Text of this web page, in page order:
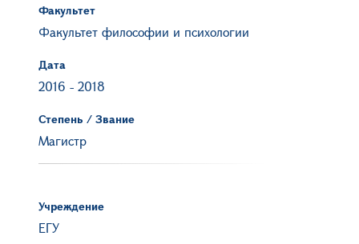
Факультет
Факультет философии и психологии
Дата
2016 - 2018
Степень / Звание
Магистр
Учреждение
ЕГУ